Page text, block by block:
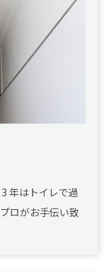
年はトイレで過
ロがお手伝い致